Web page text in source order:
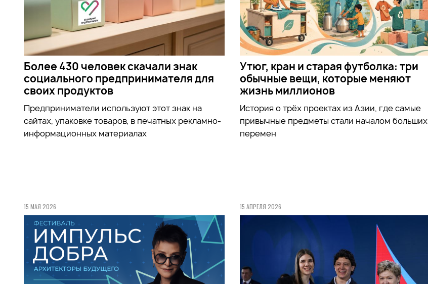
Более 430 человек скачали знак
социального предпринимателя для
своих продуктов
Предприниматели используют этот знак на
сайтах, упаковке товаров, в печатных рекламно-
информационных материалах
Утюг, кран и старая футболка: три
обычные вещи, которые меняют
жизнь миллионов
История о трёх проектах из Азии, где самые
привычные предметы стали началом больших
перемен
15 МАЯ 2026 15 АПРЕЛЯ 2026